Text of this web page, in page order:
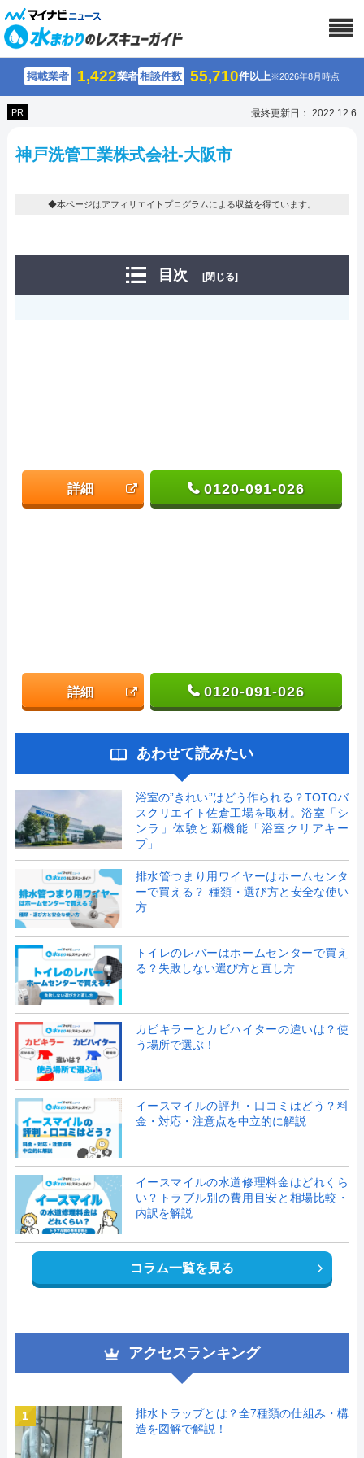
掲載業者 1,422業者相談件数 55,710件以上※2026年8月時点
PR 最終更新日： 2022.12.6
神戸洗管工業株式会社-大阪市
◆本ページはアフィリエイトプログラムによる収益を得ています。
目次 [閉じる]
詳細 0120-091-026
詳細 0120-091-026
あわせて読みたい
浴室の”きれい”はどう作られる？TOTOバ
スクリエイト佐倉工場を取材。浴室「シ
ンラ」体験と新機能「浴室クリアキー
プ」
排水管つまり用ワイヤーはホームセンタ
ーで買える？ 種類・選び方と安全な使い
方
トイレのレバーはホームセンターで買え
る？失敗しない選び方と直し方
カビキラーとカビハイターの違いは？使
う場所で選ぶ！
イースマイルの評判・口コミはどう？料
金・対応・注意点を中立的に解説
イースマイルの水道修理料金はどれくら
い？トラブル別の費用目安と相場比較・
内訳を解説
コラム一覧を見る
アクセスランキング
1
排水トラップとは？全7種類の仕組み・構
造を図解で解説！